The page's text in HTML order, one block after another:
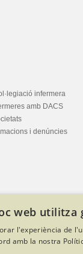
infermera
amb DACS
i denúncies
Avís legal
web utilitza
l'experiència de
amb la nostra